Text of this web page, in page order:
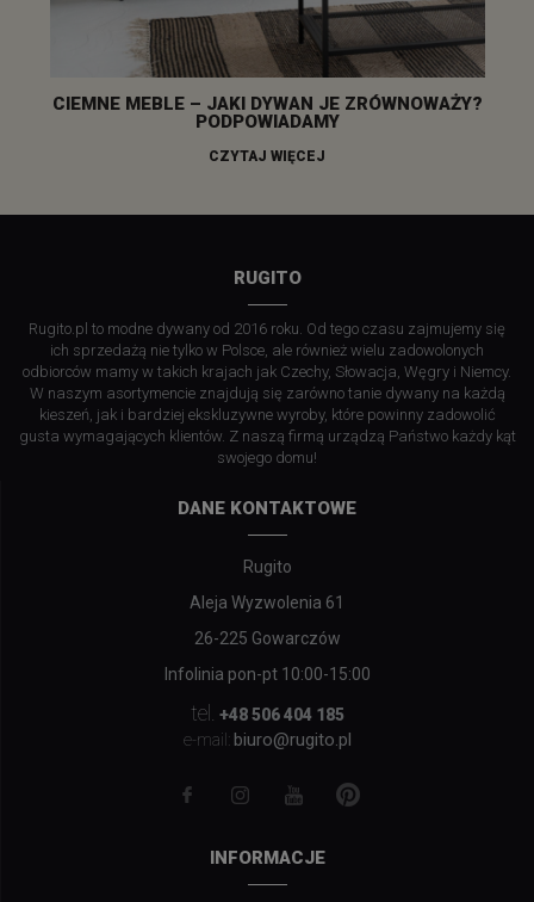
CIEMNE MEBLE – JAKI DYWAN JE ZRÓWNOWAŻY?
PODPOWIADAMY
CZYTAJ WIĘCEJ
RUGITO
Rugito.pl to modne dywany od 2016 roku. Od tego czasu zajmujemy się
ich sprzedażą nie tylko w Polsce, ale również wielu zadowolonych
odbiorców mamy w takich krajach jak Czechy, Słowacja, Węgry i Niemcy.
W naszym asortymencie znajdują się zarówno tanie dywany na każdą
kieszeń, jak i bardziej ekskluzywne wyroby, które powinny zadowolić
gusta wymagających klientów. Z naszą firmą urządzą Państwo każdy kąt
swojego domu!
DANE KONTAKTOWE
Rugito
Aleja Wyzwolenia 61
26-225 Gowarczów
Infolinia pon-pt 10:00-15:00
tel. +48 506 404 185
e-mail: biuro@rugito.pl
INFORMACJE